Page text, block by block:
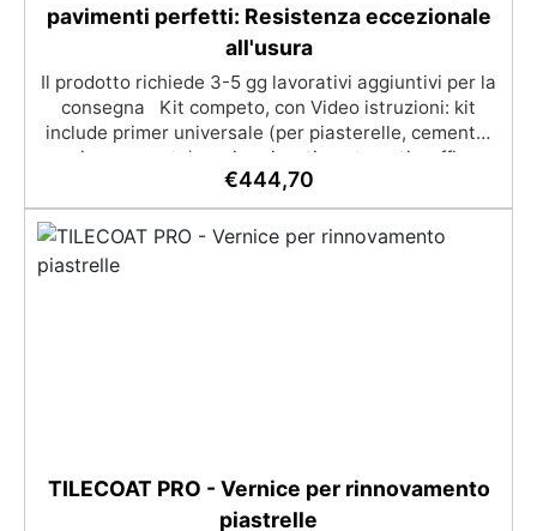
pavimenti perfetti: Resistenza eccezionale
all'usura
Il prodotto richiede 3-5 gg lavorativi aggiuntivi per la
consegna Kit competo, con Video istruzioni: kit
include primer universale (per piasterelle, cemento,
microcemento) resina rivestimento antigraffio,
pronto all'uso! Massima resistenza all'usura: il
sistema poliaspartico SPARTA offre una protezione
eccezionale contro graffi, agenti chimici e carichi
pesanti, ideale per ambienti ad alto traffico.​
La quantità di flakes dipende dal design scelto
(copertura parziale o totale). Il consumo consigliato
€444,70
TILECOAT PRO - Vernice per rinnovamento
piastrelle